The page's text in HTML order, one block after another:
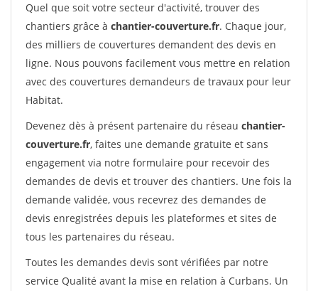
Quel que soit votre secteur d'activité, trouver des
chantiers grâce à chantier-couverture.fr. Chaque jour,
des milliers de couvertures demandent des devis en
ligne. Nous pouvons facilement vous mettre en relation
avec des couvertures demandeurs de travaux pour leur
Habitat.
Devenez dès à présent partenaire du réseau chantier-
couverture.fr, faites une demande gratuite et sans
engagement via notre formulaire pour recevoir des
demandes de devis et trouver des chantiers. Une fois la
demande validée, vous recevrez des demandes de
devis enregistrées depuis les plateformes et sites de
tous les partenaires du réseau.
Toutes les demandes devis sont vérifiées par notre
service Qualité avant la mise en relation à Curbans. Un